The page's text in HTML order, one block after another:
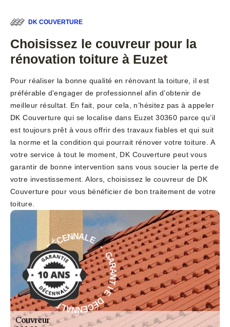
DK COUVERTURE
Choisissez le couvreur pour la
rénovation toiture à Euzet
Pour réaliser la bonne qualité en rénovant la toiture, il est
préférable d’engager de professionnel afin d’obtenir de
meilleur résultat. En fait, pour cela, n’hésitez pas à appeler
DK Couverture qui se localise dans Euzet 30360 parce qu’il
est toujours prêt à vous offrir des travaux fiables et qui suit
la norme et la condition qui pourrait rénover votre toiture. A
votre service à tout le moment, DK Couverture peut vous
garantir de bonne intervention sans vous soucier la perte de
votre investissement. Alors, choisissez le couvreur de DK
Couverture pour vous bénéficier de bon traitement de votre
toiture.
G
A
R
A
N
T
E
D
É
C
E
NNALE - GA
R
A
N
T
I
E
D
É
C
E
N
N
A
L
E
-